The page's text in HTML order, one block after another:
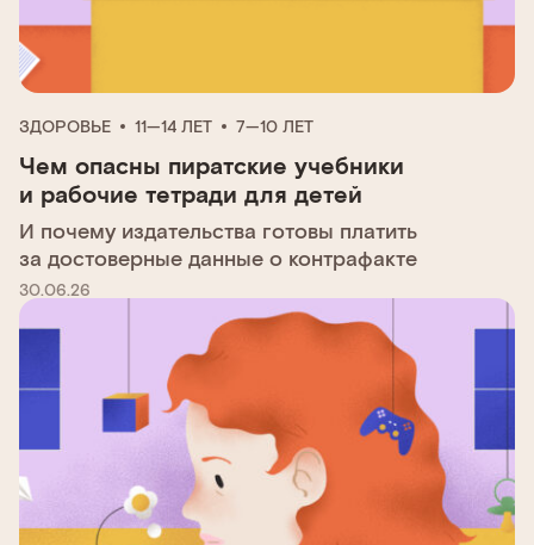
ЗДОРОВЬЕ 11—14 ЛЕТ 7—10 ЛЕТ
Чем опасны пиратские учебники
и рабочие тетради для детей
И почему издательства готовы платить
за достоверные данные о контрафакте
30.06.26